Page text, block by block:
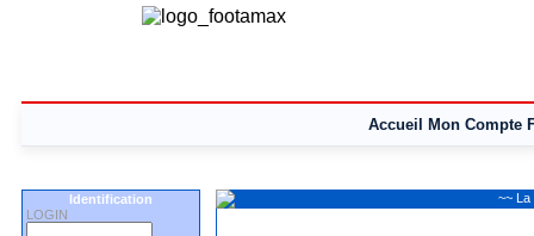
Accueil Mon Compte
Identification
LOGIN
~~ La